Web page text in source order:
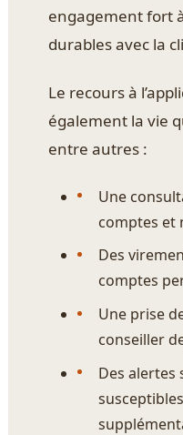
engagement fort
durables avec la
Le recours à
également la vie
entre autres :
Une
comptes et
Des
comptes
Une prise
conseiller
Des alertes